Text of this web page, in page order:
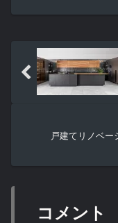
戸建てリノベ
コメント